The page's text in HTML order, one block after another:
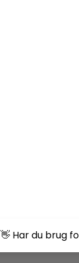
👋 Har du brug